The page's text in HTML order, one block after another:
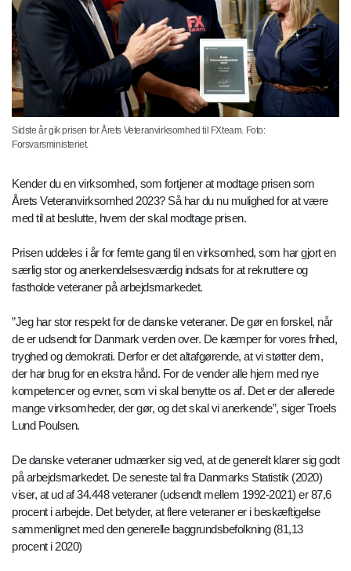
Sidste år gik prisen for Årets Veteranvirksomhed til FXteam. Foto:
Forsvarsministeriet.
Kender du en virksomhed, som fortjener at modtage prisen som
Årets Veteranvirksomhed 2023? Så har du nu mulighed for at være
med til at beslutte, hvem der skal modtage prisen.
Prisen uddeles i år for femte gang til en virksomhed, som har gjort en
særlig stor og anerkendelsesværdig indsats for at rekruttere og
fastholde veteraner på arbejdsmarkedet.
”Jeg har stor respekt for de danske veteraner. De gør en forskel, når
de er udsendt for Danmark verden over. De kæmper for vores frihed,
tryghed og demokrati. Derfor er det altafgørende, at vi støtter dem,
der har brug for en ekstra hånd. For de vender alle hjem med nye
kompetencer og evner, som vi skal benytte os af. Det er der allerede
mange virksomheder, der gør, og det skal vi anerkende”, siger Troels
Lund Poulsen.
De danske veteraner udmærker sig ved, at de generelt klarer sig godt
på arbejdsmarkedet. De seneste tal fra Danmarks Statistik (2020)
viser, at ud af 34.448 veteraner (udsendt mellem 1992-2021) er 87,6
procent i arbejde. Det betyder, at flere veteraner er i beskæftigelse
sammenlignet med den generelle baggrundsbefolkning (81,13
procent i 2020)